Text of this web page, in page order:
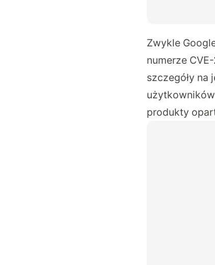
Zwykle
numerze
szczegóły na
produkty